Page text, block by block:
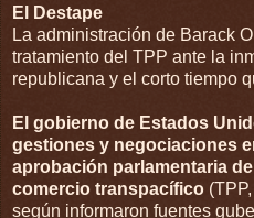
El Destape
La administración de Barack
tratamiento del TPP ante la
republicana y el corto tiempo
El gobierno de Estados
gestiones y negociaciones
aprobación parlamentaria
comercio transpacífico
según informaron fuentes